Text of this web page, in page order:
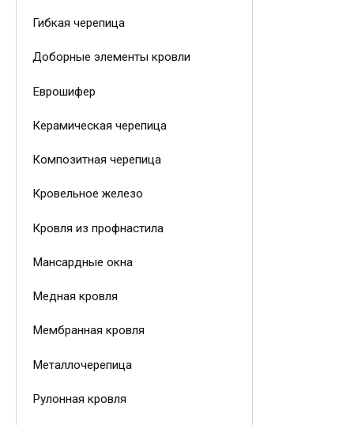
Гибкая черепица
Доборные элементы кровли
Еврошифер
Керамическая черепица
Композитная черепица
Кровельное железо
Кровля из профнастила
Мансардные окна
Медная кровля
Мембранная кровля
Металлочерепица
Рулонная кровля